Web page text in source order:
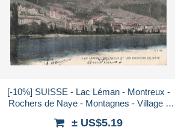
[-10%] SUISSE - Lac Léman - Montreux -
Rochers de Naye - Montagnes - Village -
± US$5.19